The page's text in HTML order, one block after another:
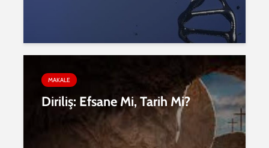
MAKALE
Diriliş: Efsane Mi, Tarih Mi?